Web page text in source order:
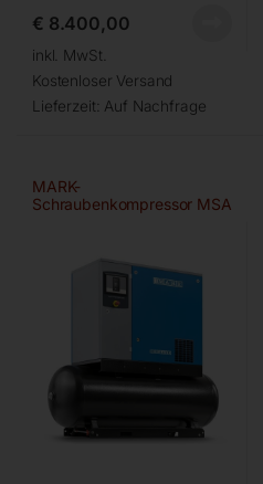
€ 8.400,00
inkl. MwSt.
Kostenloser Versand
Lieferzeit: Auf Nachfrage
MARK-
Schraubenkompressor MSA